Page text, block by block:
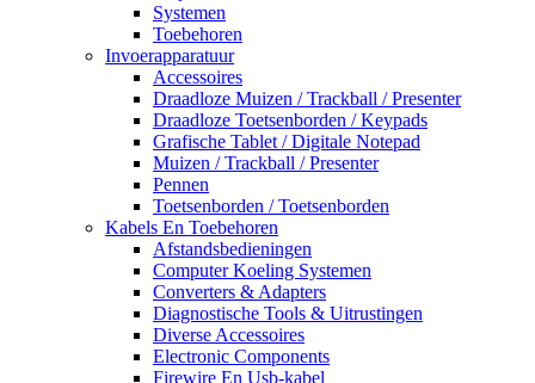
Systemen
Toebehoren
Invoerapparatuur
Accessoires
Draadloze Muizen / Trackball / Presenter
Draadloze Toetsenborden / Keypads
Grafische Tablet / Digitale Notepad
Muizen / Trackball / Presenter
Pennen
Toetsenborden / Toetsenborden
Kabels En Toebehoren
Afstandsbedieningen
Computer Koeling Systemen
Converters & Adapters
Diagnostische Tools & Uitrustingen
Diverse Accessoires
Electronic Components
Firewire En Usb-kabel